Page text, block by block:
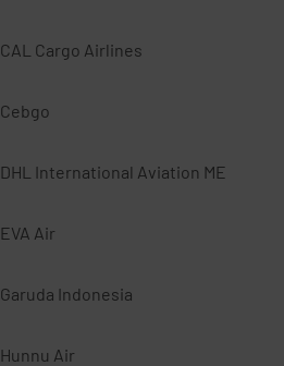
CAL Cargo Airlines
Cebgo
DHL International Aviation ME
EVA Air
Garuda Indonesia
Hunnu Air